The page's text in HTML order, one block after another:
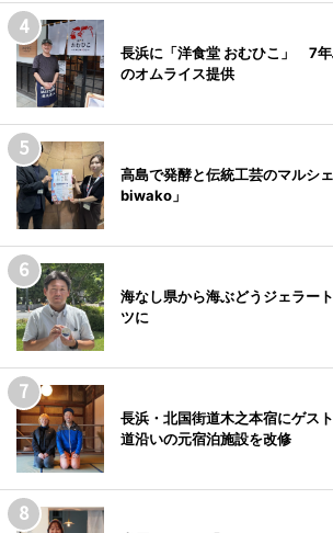
長浜に「洋食堂 おむひこ」 7
のオムライス提供
高島で発酵と伝統工芸のマルシ
biwako」
海なし県から海ぶどうジェラー
ツに
長浜・北国街道木之本宿にゲス
道沿いの元宿泊施設を改修